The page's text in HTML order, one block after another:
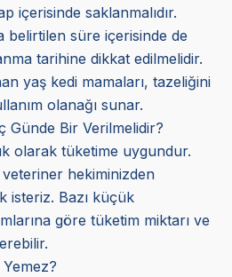
içerisinde saklanmalıdır.
belirtilen süre içerisinde de
tarihine dikkat edilmelidir.
yaş kedi mamaları, tazeliğini
olanağı sunar.
Günde Bir Verilmelidir?
olarak tüketime uygundur.
veteriner hekiminizden
isteriz. Bazı küçük
göre tüketim miktarı ve